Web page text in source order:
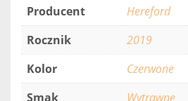
Producent
Hereford
Rocznik
2019
Kolor
Czerwone
Smak
Wytrawne